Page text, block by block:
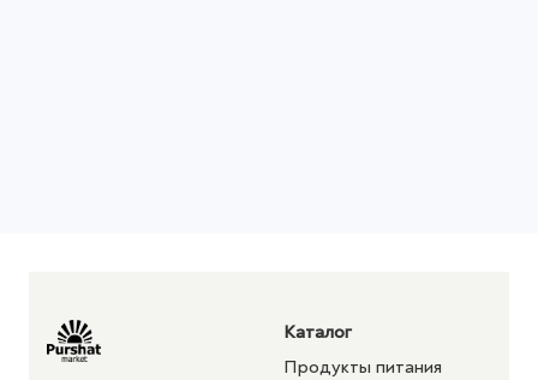
Каталог
Продукты питания